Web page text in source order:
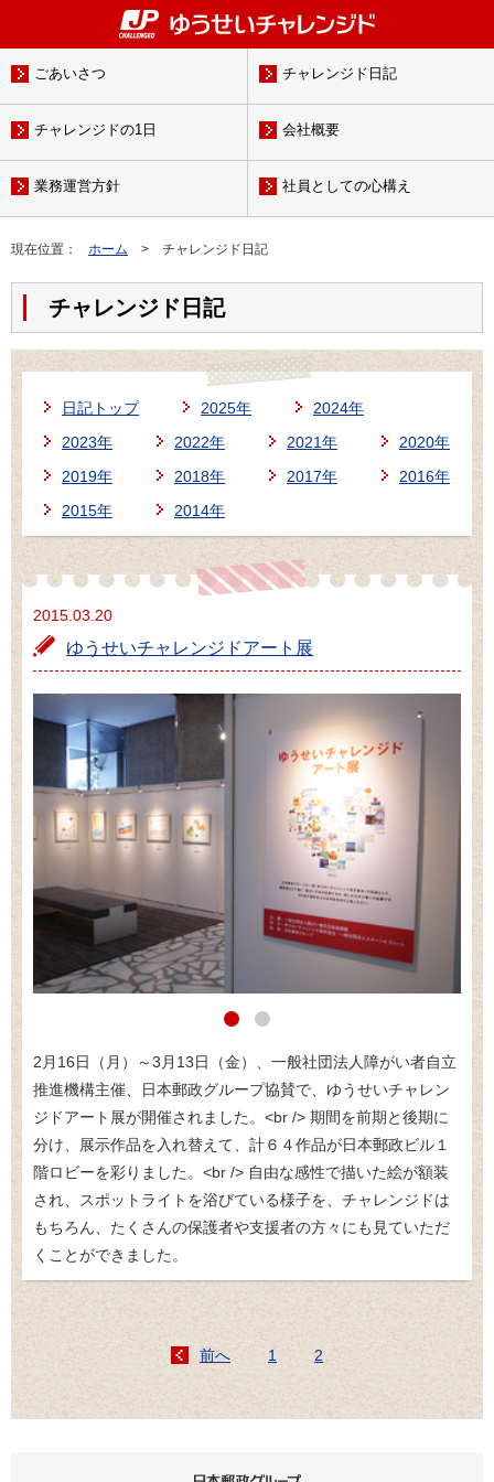
ごあいさつ チャレンジド日記
チャレンジドの1日 会社概要
業務運営方針 社員としての心構え
現在位置： ホーム > チャレンジド日記
チャレンジド日記
日記トップ 2025年
2024年
2023年
2022年 2021年
2020年
2019年
2018年 2017年
2016年
2015年
2014年
2015.03.20
ゆうせいチャレンジドアート展
2月16日（月）～3月13日（金）、一般社団法人障がい者自立
推進機構主催、日本郵政グループ協賛で、ゆうせいチャレン
ジドアート展が開催されました。<br /> 期間を前期と後期に
分け、展示作品を入れ替えて、計６４作品が日本郵政ビル１
階ロビーを彩りました。<br /> 自由な感性で描いた絵が額装
され、スポットライトを浴びている様子を、チャレンジドは
もちろん、たくさんの保護者や支援者の方々にも見ていただ
くことができました。
前へ 1 2